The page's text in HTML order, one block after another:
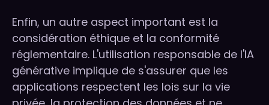
Enfin, un autre aspect important est la
considération éthique et la conformité
réglementaire. L'utilisation responsable de l'IA
générative implique de s'assurer que les
applications respectent les lois sur la vie